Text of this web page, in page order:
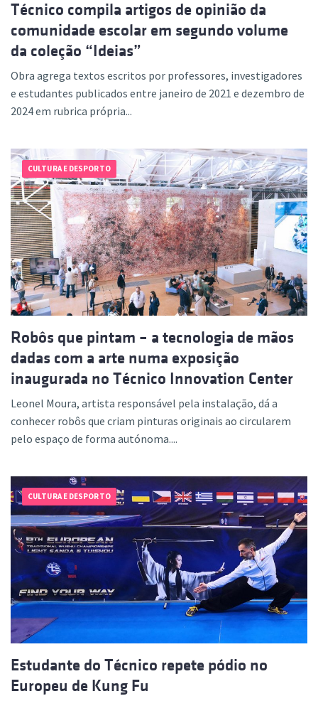
Técnico compila artigos de opinião da
comunidade escolar em segundo volume
da coleção “Ideias”
Obra agrega textos escritos por professores, investigadores
e estudantes publicados entre janeiro de 2021 e dezembro de
2024 em rubrica própria...
CULTURA E DESPORTO
Robôs que pintam – a tecnologia de mãos
dadas com a arte numa exposição
inaugurada no Técnico Innovation Center
Leonel Moura, artista responsável pela instalação, dá a
conhecer robôs que criam pinturas originais ao circularem
pelo espaço de forma autónoma....
CULTURA E DESPORTO
Estudante do Técnico repete pódio no
Europeu de Kung Fu